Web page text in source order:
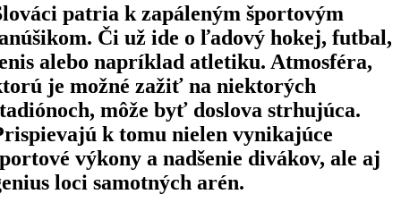
patria k zapáleným športovým
Či už ide o ľadový hokej, futbal,
alebo napríklad atletiku. Atmosféra,
je možné zažiť na niektorých
môže byť doslova strhujúca.
k tomu nielen vynikajúce
výkony a nadšenie divákov, ale aj
loci samotných arén.